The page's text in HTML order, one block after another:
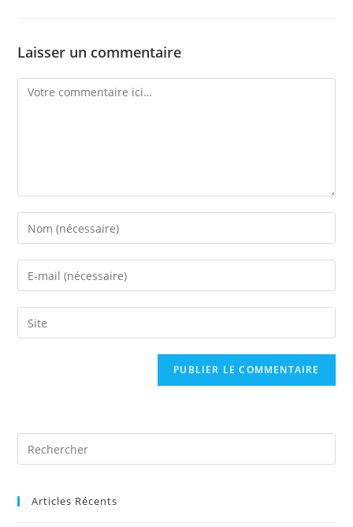
Laisser un commentaire
Comment
Enter
your
name
comment
Enter
your
email
address
Saisir
l’URL
Articles Récents